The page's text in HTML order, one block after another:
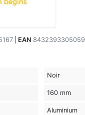
EAN 8432393305059
Noir
160 mm
Aluminium